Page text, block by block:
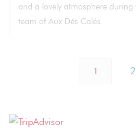
and a lovely atmosphere during
team of Aux Dés Calés.
1 2